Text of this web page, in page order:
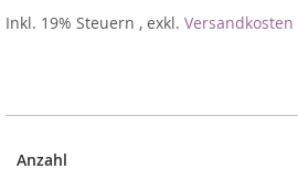
Inkl. 19% Steuern , exkl. Versandkosten
Anzahl